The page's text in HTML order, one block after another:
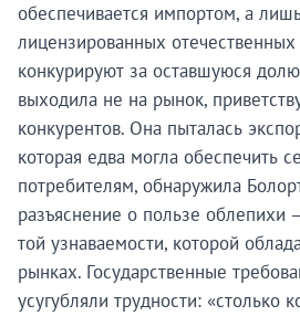
обеспечивается импортом, а
лицензированных
конкурируют за оставшуюся
выходила не на рынок,
конкурентов. Она пыталась
которая едва могла обеспечить
потребителям, обнаружила
разъяснение о пользе облепихи
той узнаваемости, которой
рынках. Государственные
усугубляли трудности: «столько